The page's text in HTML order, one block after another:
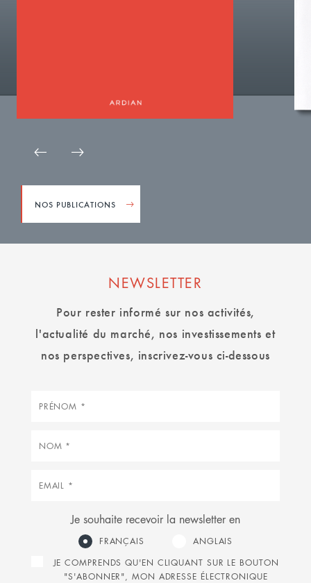
NOS PUBLICATIONS
NEWSLETTER
Pour rester informé sur nos activités,
l'actualité du marché, nos investissements et
nos perspectives, inscrivez-vous ci-dessous
Prénom
Nom
Courriel
Je souhaite recevoir la newsletter en
FRANÇAIS
ANGLAIS
JE COMPRENDS QU'EN CLIQUANT SUR LE BOUTON
"S'ABONNER", MON ADRESSE ÉLECTRONIQUE